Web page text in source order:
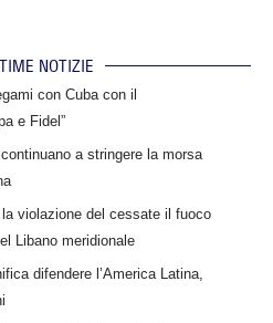
NOTIZIE
con Cuba con il
e Fidel”
a stringere la morsa
violazione del cessate il fuoco
Libano meridionale
difendere l’America Latina,